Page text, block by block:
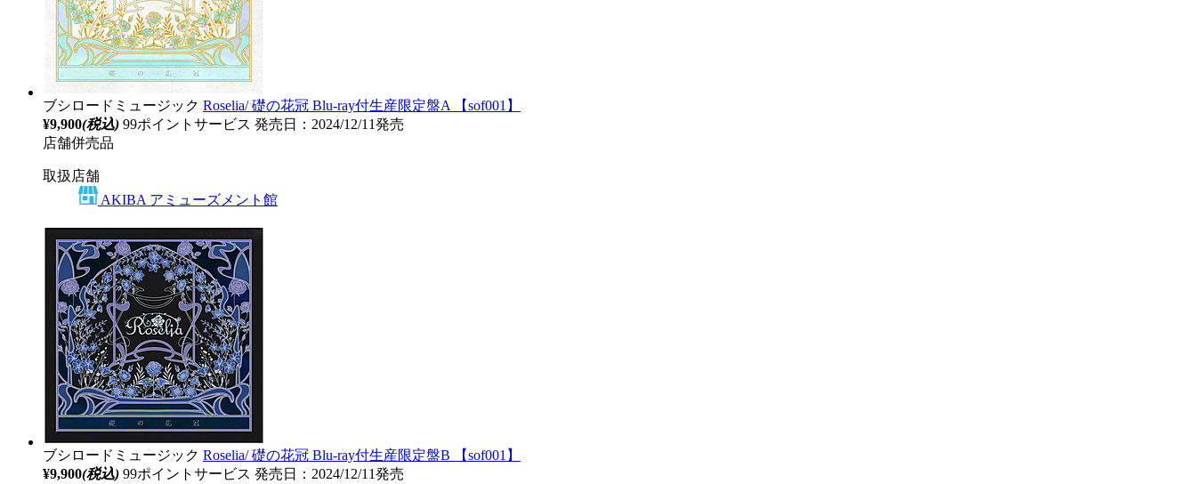
ブシロードミュージック Roselia/ 礎の花冠 Blu-ray付生産限定盤A 【sof001】
¥9,900(税込) 99ポイントサービス 発売日：2024/12/11発売
店舗併売品
取扱店舗
AKIBA アミューズメント館
ブシロードミュージック Roselia/ 礎の花冠 Blu-ray付生産限定盤B 【sof001】
¥9,900(税込) 99ポイントサービス 発売日：2024/12/11発売